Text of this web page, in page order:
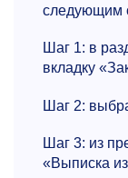
следующим
Шаг 1: в
вкладку
Шаг 2:
Шаг 3: из
«Выписка